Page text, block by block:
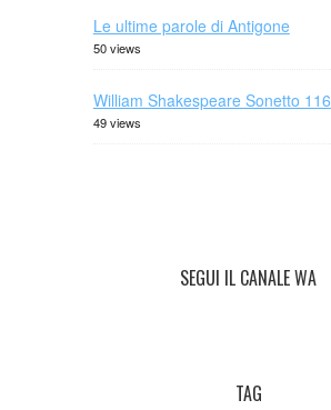
Le ultime parole di Antigone
50 views
William Shakespeare Sonetto 116
49 views
SEGUI IL CANALE WA
TAG